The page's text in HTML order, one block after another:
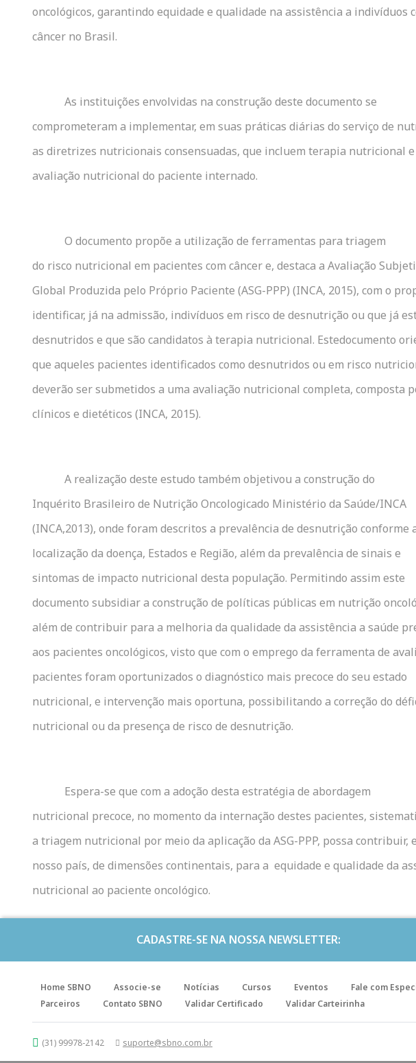
oncológicos, garantindo equidade e qualidade na assistência a indivíduos
câncer no Brasil.
As instituições envolvidas na construção deste documento se
comprometeram a implementar, em suas práticas diárias do serviço de
as diretrizes nutricionais consensuadas, que incluem terapia nutricional e
avaliação nutricional do paciente internado.
O documento propõe a utilização de ferramentas para triagem
do risco nutricional em pacientes com câncer e, destaca a Avaliação
Global Produzida pelo Próprio Paciente (ASG-PPP) (INCA, 2015), com o
identificar, já na admissão, indivíduos em risco de desnutrição ou que já
desnutridos e que são candidatos à terapia nutricional. Estedocumento
que aqueles pacientes identificados como desnutridos ou em risco
deverão ser submetidos a uma avaliação nutricional completa, composta
clínicos e dietéticos (INCA, 2015).
A realização deste estudo também objetivou a construção do
Inquérito Brasileiro de Nutrição Oncologicado Ministério da Saúde/INCA
(INCA,2013), onde foram descritos a prevalência de desnutrição conforme
localização da doença, Estados e Região, além da prevalência de sinais e
sintomas de impacto nutricional desta população. Permitindo assim este
documento subsidiar a construção de políticas públicas em nutrição
além de contribuir para a melhoria da qualidade da assistência a saúde
aos pacientes oncológicos, visto que com o emprego da ferramenta de
pacientes foram oportunizados o diagnóstico mais precoce do seu estado
nutricional, e intervenção mais oportuna, possibilitando a correção do
nutricional ou da presença de risco de desnutrição.
Espera-se que com a adoção desta estratégia de abordagem
nutricional precoce, no momento da internação destes pacientes,
a triagem nutricional por meio da aplicação da ASG-PPP, possa contribuir,
nosso país, de dimensões continentais, para a equidade e qualidade da
nutricional ao paciente oncológico.
CADASTRE-SE NA NOSSA NEWSLETTER:
Home SBNO Associe-se Notícias Cursos Eventos Fale com
Parceiros
Contato SBNO Validar Certificado Validar Carteirinha
(31) 99978-2142 suporte@sbno.com.br